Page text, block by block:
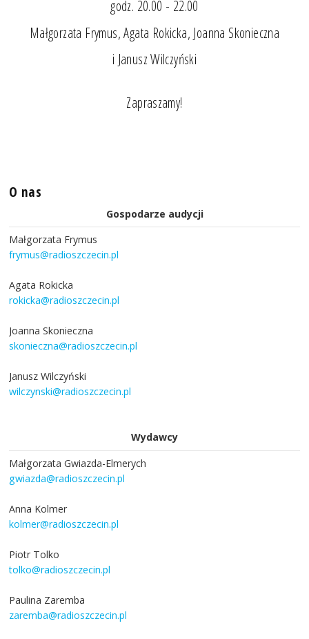
godz. 20.00 - 22.00
Małgorzata Frymus, Agata Rokicka, Joanna Skonieczna
i Janusz Wilczyński
Zapraszamy!
O nas
Gospodarze audycji
Małgorzata Frymus
frymus@radioszczecin.pl
Agata Rokicka
rokicka@radioszczecin.pl
Joanna Skonieczna
skonieczna@radioszczecin.pl
Janusz Wilczyński
wilczynski@radioszczecin.pl
Wydawcy
Małgorzata Gwiazda-Elmerych
gwiazda@radioszczecin.pl
Anna Kolmer
kolmer@radioszczecin.pl
Piotr Tolko
tolko@radioszczecin.pl
Paulina Zaremba
zaremba@radioszczecin.pl